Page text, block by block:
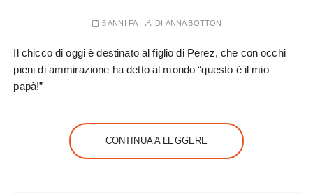
5 ANNI FA DI ANNA BOTTON
Il chicco di oggi è destinato al figlio di Perez, che con occhi
pieni di ammirazione ha detto al mondo “questo è il mio
papà!”
CONTINUA A LEGGERE